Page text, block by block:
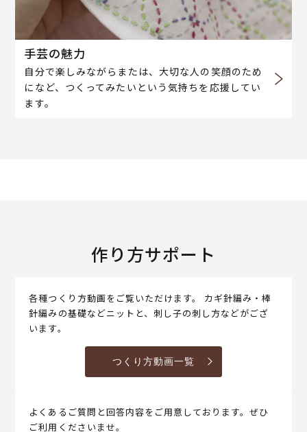
手芸の魅力
自分で楽しみながらまたは、大切な人の笑顔のため
になど、つくってみたいという気持ちを応援してい
ます。
作り方サポート
各種つくり方動画をご覧いただけます。 カギ針編み・棒
針編みの基礎などニットと、刺し子の刺し方などがござ
います。
つくり方動画一覧
よくあるご質問と回答内容をご用意しております。ぜひ
ご利用くださいませ。